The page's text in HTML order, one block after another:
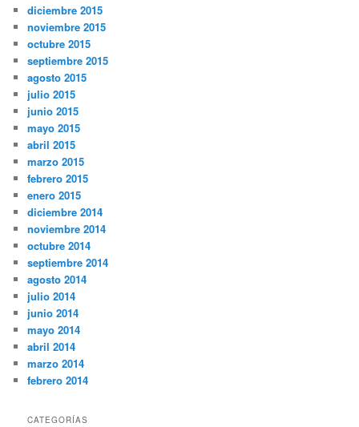
diciembre 2015
noviembre 2015
octubre 2015
septiembre 2015
agosto 2015
julio 2015
junio 2015
mayo 2015
abril 2015
marzo 2015
febrero 2015
enero 2015
diciembre 2014
noviembre 2014
octubre 2014
septiembre 2014
agosto 2014
julio 2014
junio 2014
mayo 2014
abril 2014
marzo 2014
febrero 2014
CATEGORÍAS